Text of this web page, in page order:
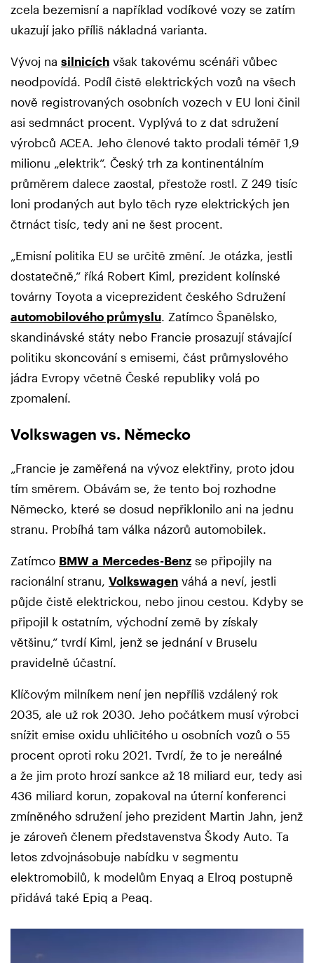
zcela bezemisní a například vodíkové vozy se zatím
ukazují jako příliš nákladná varianta.
Vývoj na silnicích však takovému scénáři vůbec
neodpovídá. Podíl čistě elektrických vozů na všech
nově registrovaných osobních vozech v EU loni činil
asi sedmnáct procent. Vyplývá to z dat sdružení
výrobců ACEA. Jeho členové takto prodali téměř 1,9
milionu „elektrik“. Český trh za kontinentálním
průměrem dalece zaostal, přestože rostl. Z 249 tisíc
loni prodaných aut bylo těch ryze elektrických jen
čtrnáct tisíc, tedy ani ne šest procent.
„Emisní politika EU se určitě změní. Je otázka, jestli
dostatečně,“ říká Robert Kiml, prezident kolínské
továrny Toyota a viceprezident českého Sdružení
automobilového průmyslu. Zatímco Španělsko,
skandinávské státy nebo Francie prosazují stávající
politiku skoncování s emisemi, část průmyslového
jádra Evropy včetně České republiky volá po
zpomalení.
Volkswagen vs. Německo
„Francie je zaměřená na vývoz elektřiny, proto jdou
tím směrem. Obávám se, že tento boj rozhodne
Německo, které se dosud nepřiklonilo ani na jednu
stranu. Probíhá tam válka názorů automobilek.
Zatímco BMW a Mercedes-Benz se připojily na
racionální stranu, Volkswagen váhá a neví, jestli
půjde čistě elektrickou, nebo jinou cestou. Kdyby se
připojil k ostatním, východní země by získaly
většinu,“ tvrdí Kiml, jenž se jednání v Bruselu
pravidelně účastní.
Klíčovým milníkem není jen nepříliš vzdálený rok
2035, ale už rok 2030. Jeho počátkem musí výrobci
snížit emise oxidu uhličitého u osobních vozů o 55
procent oproti roku 2021. Tvrdí, že to je nereálné
a že jim proto hrozí sankce až 18 miliard eur, tedy asi
436 miliard korun, zopakoval na úterní konferenci
zmíněného sdružení jeho prezident Martin Jahn, jenž
je zároveň členem představenstva Škody Auto. Ta
letos zdvojnásobuje nabídku v segmentu
elektromobilů, k modelům Enyaq a Elroq postupně
přidává také Epiq a Peaq.